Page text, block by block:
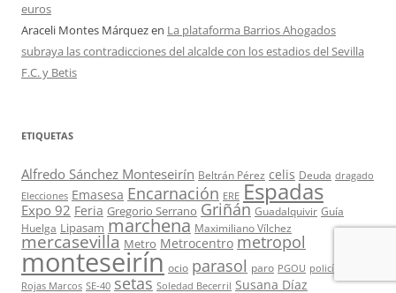
euros
Araceli Montes Márquezen La plataforma Barrios Ahogados
subraya las contradicciones del alcalde con los estadios del Sevilla
F.C. y Betis
ETIQUETAS
Alfredo Sánchez Monteseirín Beltrán Pérez celis Deuda dragado
Elecciones Emasesa Encarnación ERE Espadas
Expo 92 Feria Gregorio Serrano Griñán Guadalquivir Guía
Huelga Lipasam marchena Maximiliano Vílchez
mercasevilla Metro Metrocentro metropol
monteseirín ocio parasol paro PGOU policía
Rojas Marcos SE-40 setas Soledad Becerril Susana Díaz